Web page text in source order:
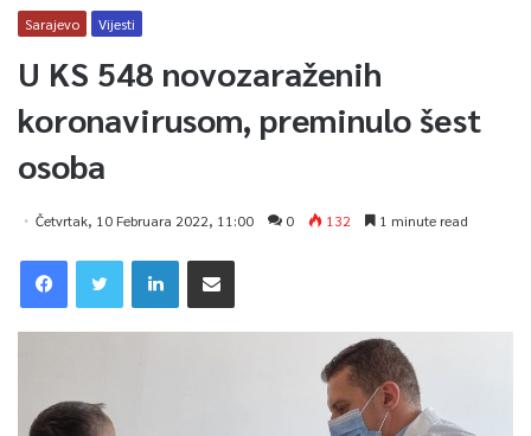
Sarajevo Vijesti
U KS 548 novozaraženih
koronavirusom, preminulo šest
osoba
Četvrtak, 10 Februara 2022, 11:00 0 132 1 minute read